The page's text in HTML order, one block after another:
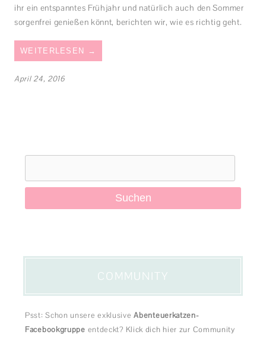
ihr ein entspanntes Frühjahr und natürlich auch den Sommer
sorgenfrei genießen könnt, berichten wir, wie es richtig geht.
WEITERLESEN →
April 24, 2016
Suchen
COMMUNITY
Psst: Schon unsere exklusiveAbenteuerkatzen-
Facebookgruppe entdeckt? Klick dich hier zur Community